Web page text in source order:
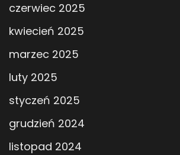
czerwiec 2025
kwiecień 2025
marzec 2025
luty 2025
styczeń 2025
grudzień 2024
listopad 2024